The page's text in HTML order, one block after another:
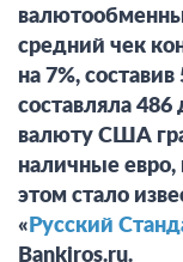
средний чек
на 7%,
составляла
валюту США
наличные
этом стало
« Русский
Bankiros.ru.